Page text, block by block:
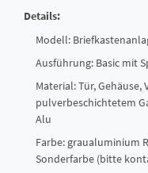
Details:
Modell:
Ausführung: Basic mit
Material: Tür,
pulverbeschichtetem
Alu
Farbe: graualuminium
Sonderfarbe (bitte